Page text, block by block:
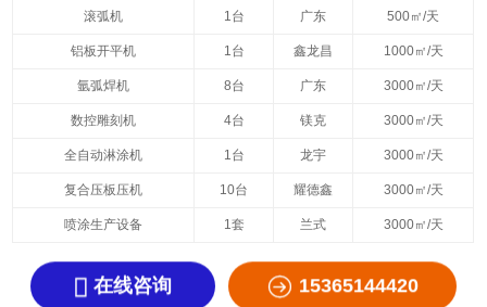
滚弧机 1台 广东 500㎡/天
铝板开平机 1台 鑫龙昌 1000㎡/天
氩弧焊机 8台 广东 3000㎡/天
数控雕刻机 4台 镁克 3000㎡/天
全自动淋涂机 1台 龙宇 3000㎡/天
复合压板压机 10台 耀德鑫 3000㎡/天
喷涂生产设备 1套 兰式 3000㎡/天
 在线咨询  15365144420